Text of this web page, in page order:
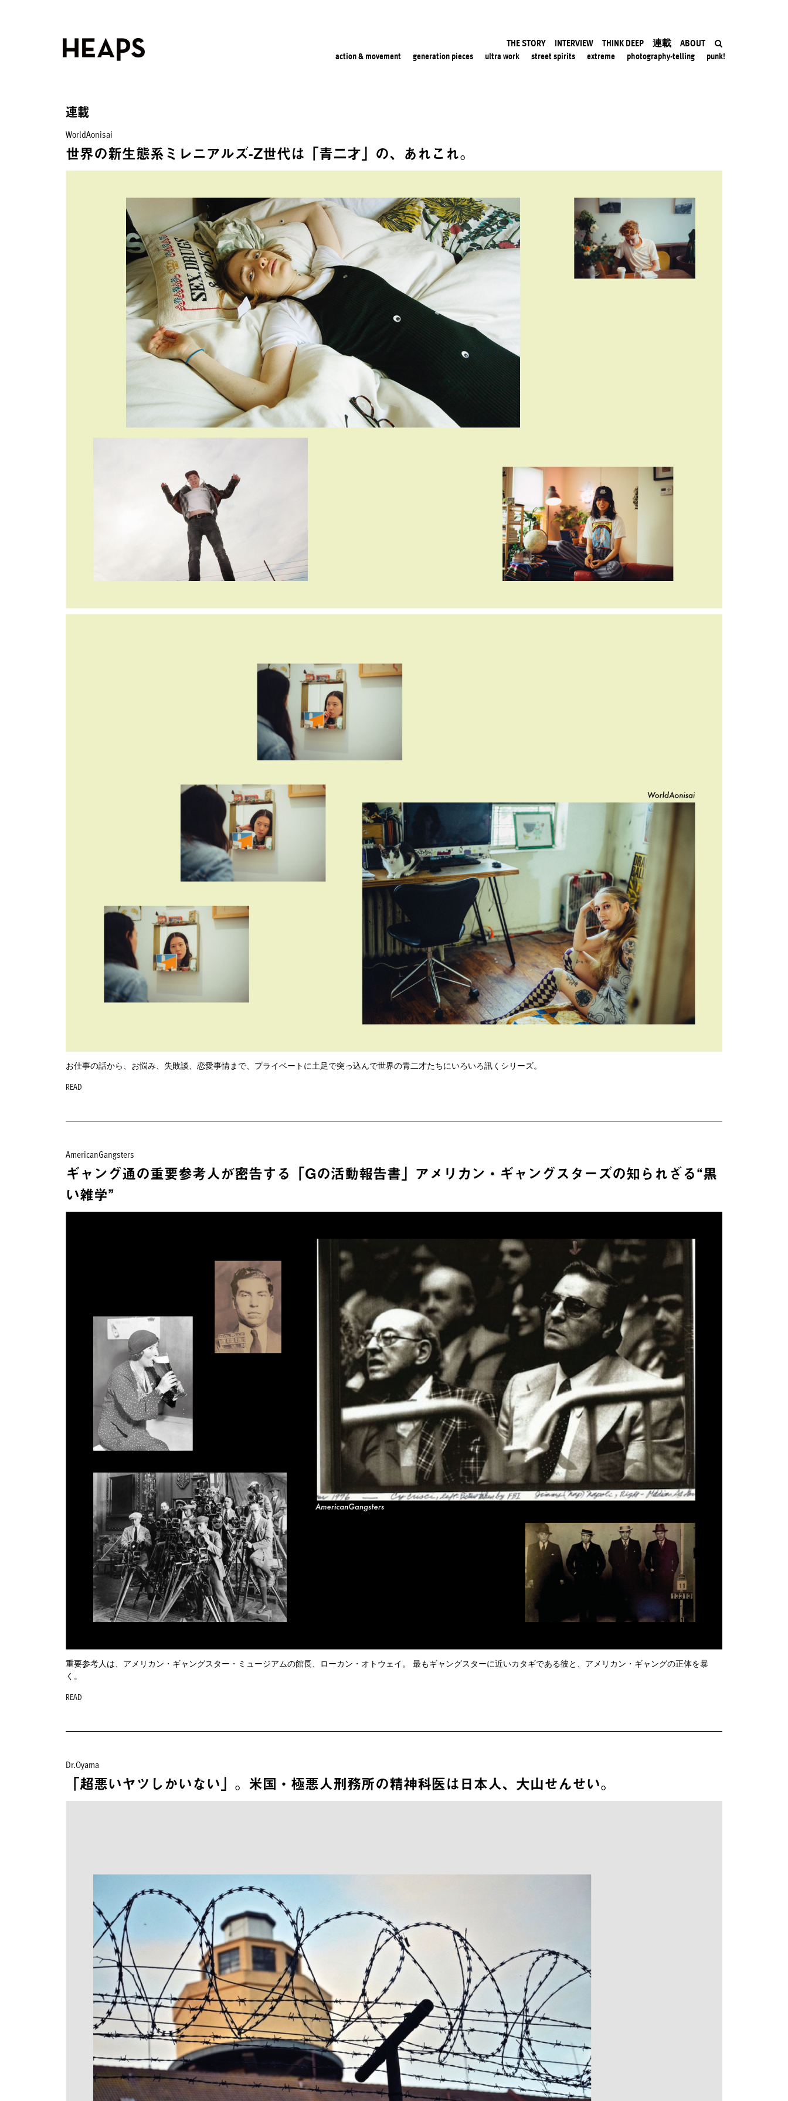
THE STORY INTERVIEW THINK DEEP 連載 ABOUT
action & movement generation pieces ultra work street spirits extreme photography-telling punk!
連載
WorldAonisai
世界の新生態系ミレニアルズ-Z世代は「青二才」の、あれこれ。
お仕事の話から、お悩み、失敗談、恋愛事情まで、プライベートに土足で突っ込んで世界の青二才たちにいろいろ訊くシリーズ。
READ
AmericanGangsters
ギャング通の重要参考人が密告する「Gの活動報告書」アメリカン・ギャングスターズの知られざる“黒
い雑学”
重要参考人は、アメリカン・ギャングスター・ミュージアムの館長、ローカン・オトウェイ。 最もギャングスターに近いカタギである彼と、アメリカン・ギャングの正体を暴
く。
READ
Dr.Oyama
「超悪いヤツしかいない」。米国・極悪人刑務所の精神科医は日本人、大山せんせい。